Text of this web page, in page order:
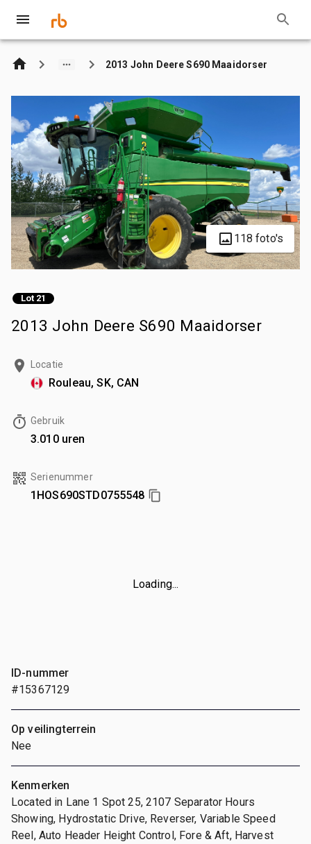
2013 John Deere S690 Maaidorser
118 foto's
Lot 21
2013 John Deere S690 Maaidorser
Locatie
Rouleau, SK, CAN
Gebruik
3.010 uren
Serienummer
1HOS690STD0755548
Loading...
ID-nummer
#15367129
Op veilingterrein
Nee
Kenmerken
Located in Lane 1 Spot 25, 2107 Separator Hours
Showing, Hydrostatic Drive, Reverser, Variable Speed
Reel, Auto Header Height Control, Fore & Aft, Harvest